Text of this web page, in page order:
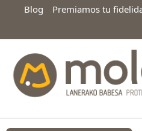
Blog Premiamos tu